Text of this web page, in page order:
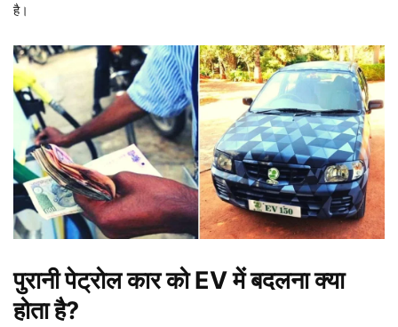
है।
पुरानी पेट्रोल कार को EV में बदलना क्या
होता है?